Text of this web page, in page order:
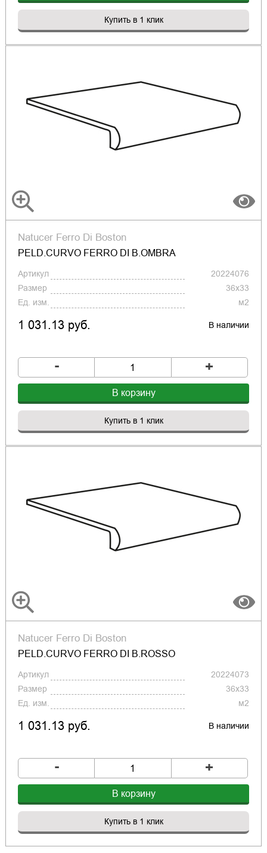
Купить в 1 клик
Natucer Ferro Di Boston
PELD.CURVO FERRO DI B.OMBRA
Артикул
20224076
Размер
36x33
Ед. изм.
м2
1 031.13 руб. В наличии
- +
В корзину
Купить в 1 клик
Natucer Ferro Di Boston
PELD.CURVO FERRO DI B.ROSSO
Артикул
20224073
Размер
36x33
Ед. изм.
м2
1 031.13 руб. В наличии
- +
В корзину
Купить в 1 клик